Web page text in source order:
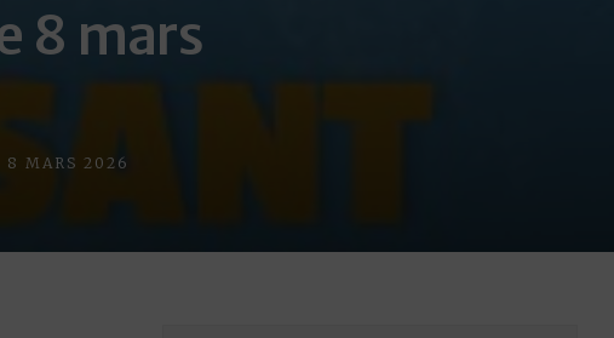
8 mars
MARS 2026